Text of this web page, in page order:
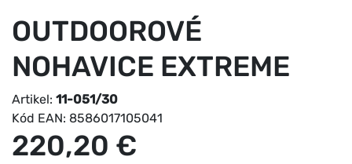
OUTDOOROVÉ
NOHAVICE EXTREME
Artikel: 11-051/30
Kód EAN: 8586017105041
220,20 €